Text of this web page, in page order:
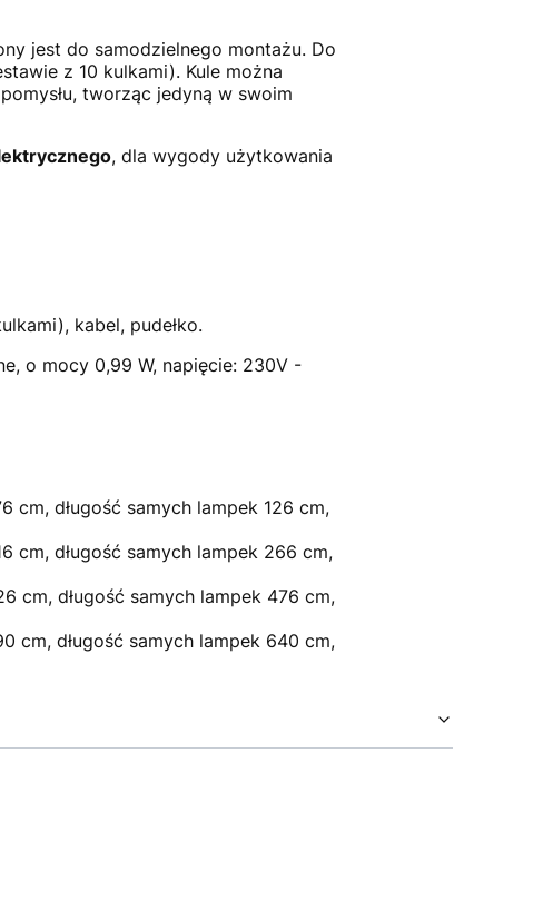
jest do samodzielnego montażu. Do
z 10 kulkami). Kule można
tworząc jedyną w swoim
, dla wygody użytkowania
kabel, pudełko.
o mocy 0,99 W, napięcie: 230V -
cm, długość samych lampek 126 cm,
cm, długość samych lampek 266 cm,
cm, długość samych lampek 476 cm,
cm, długość samych lampek 640 cm,